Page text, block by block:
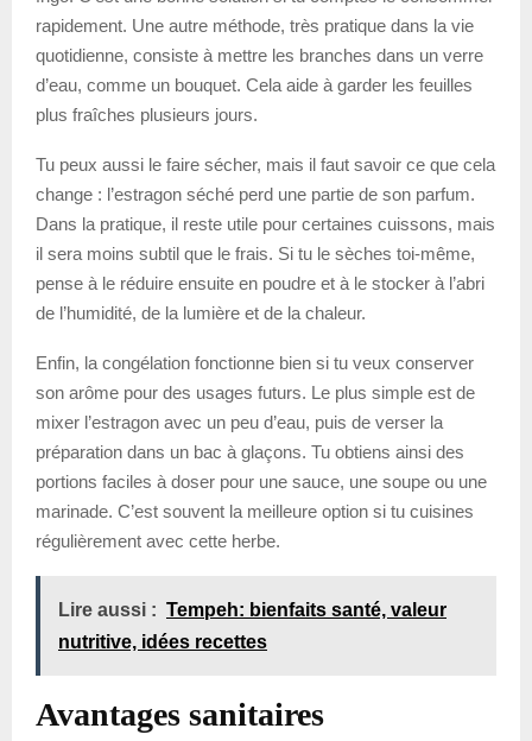
rapidement. Une autre méthode, très pratique dans la vie
quotidienne, consiste à mettre les branches dans un verre
d’eau, comme un bouquet. Cela aide à garder les feuilles
plus fraîches plusieurs jours.
Tu peux aussi le faire sécher, mais il faut savoir ce que cela
change : l’estragon séché perd une partie de son parfum.
Dans la pratique, il reste utile pour certaines cuissons, mais
il sera moins subtil que le frais. Si tu le sèches toi-même,
pense à le réduire ensuite en poudre et à le stocker à l’abri
de l’humidité, de la lumière et de la chaleur.
Enfin, la congélation fonctionne bien si tu veux conserver
son arôme pour des usages futurs. Le plus simple est de
mixer l’estragon avec un peu d’eau, puis de verser la
préparation dans un bac à glaçons. Tu obtiens ainsi des
portions faciles à doser pour une sauce, une soupe ou une
marinade. C’est souvent la meilleure option si tu cuisines
régulièrement avec cette herbe.
Lire aussi : Tempeh: bienfaits santé, valeur
nutritive, idées recettes
Avantages sanitaires